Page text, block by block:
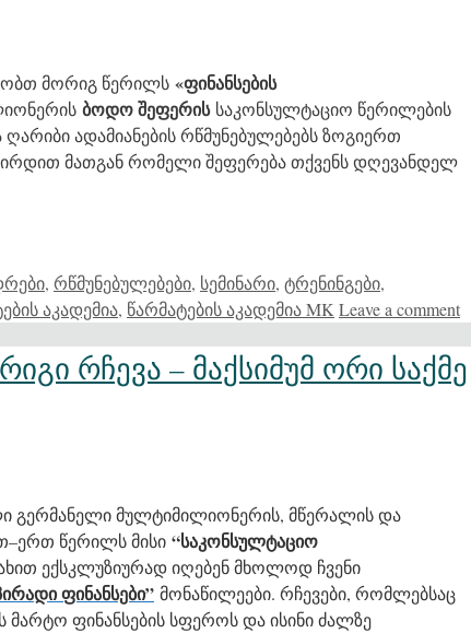
მორიგ წერილს «ფინანსების
ბოდო შეფერის საკონსულტაციო წერილების
ადამიანების რწმუნებულებებს ზოგიერთ
მათგან რომელი შეფერება თქვენს დღევანდელ
, რწმუნებულებები, სემინარი, ტრენინგები,
აკადემია, წარმატების აკადემია MK Leave a comment
რჩევა – მაქსიმუმ ორი საქმე
გერმანელი მულტიმილიონერის, მწერალის და
წერილს მისი “საკონსულტაციო
ექსკლუზიურად იღებენ მხოლოდ ჩვენი
ფინანსები” მონაწილეები. რჩევები, რომლებსაც
ფინანსების სფეროს და ისინი ძალზე